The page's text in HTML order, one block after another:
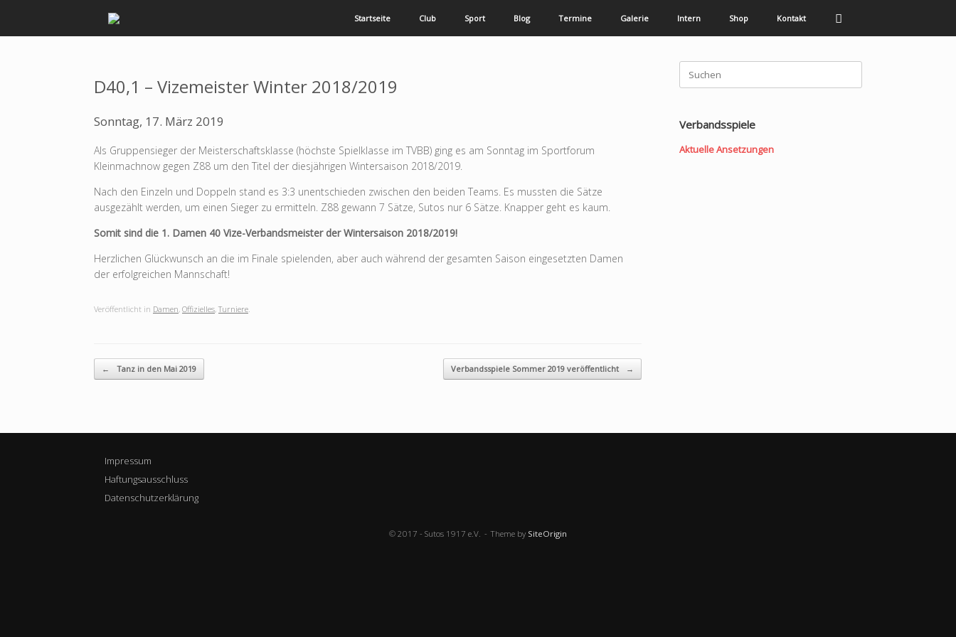
Startseite Club Sport Blog Termine Galerie Intern Shop Kontakt
D40,1 – Vizemeister Winter 2018/2019
Sonntag, 17. März 2019
Als Gruppensieger der Meisterschaftsklasse (höchste Spielklasse im TVBB) ging es am Sonntag im Sportforum
Kleinmachnow gegen Z88 um den Titel der diesjährigen Wintersaison 2018/2019.
Nach den Einzeln und Doppeln stand es 3:3 unentschieden zwischen den beiden Teams. Es mussten die Sätze
ausgezählt werden, um einen Sieger zu ermitteln. Z88 gewann 7 Sätze, Sutos nur 6 Sätze. Knapper geht es kaum.
Somit sind die 1. Damen 40 Vize-Verbandsmeister der Wintersaison 2018/2019!
Herzlichen Glückwunsch an die im Finale spielenden, aber auch während der gesamten Saison eingesetzten Damen
der erfolgreichen Mannschaft!
Veröffentlicht in Damen, Offizielles,Turniere.
Beitragsnavigation
← Tanz in den Mai 2019 Verbandsspiele Sommer 2019 veröffentlicht →
Suchen
nach:
Verbandsspiele
Aktuelle Ansetzungen
Impressum
Haftungsausschluss
Datenschutzerklärung
© 2017 - Sutos 1917 e.V. Theme by SiteOrigin